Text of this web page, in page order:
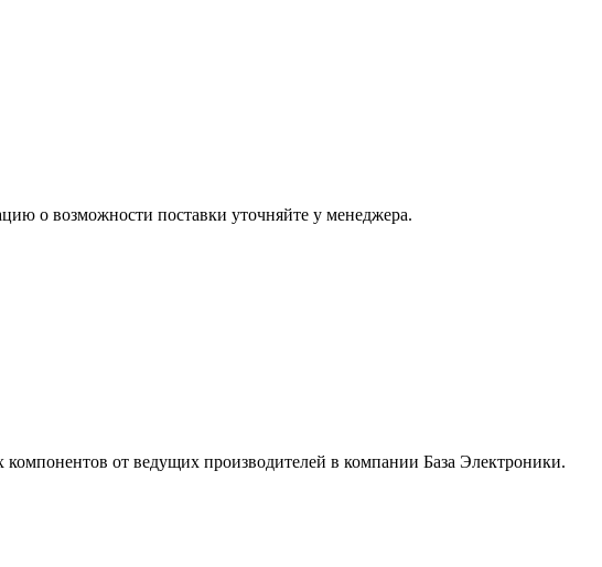
о возможности поставки уточняйте у менеджера.
от ведущих производителей в компании База Электроники.